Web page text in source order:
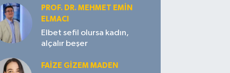
PROF. DR. MEHMET EMIN
ELMACI
Elbet sefil olursa kadın,
alçalır beşer
FAIZE GIZEM MADEN